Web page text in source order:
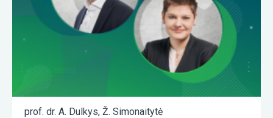
prof. dr. A. Dulkys, Ž. Simonaitytė